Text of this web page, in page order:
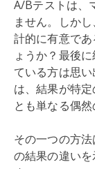
A/Bテストは、
ません。しか
計的に有意で
ょうか？最後
ている方は思
は、結果が特
とも単なる偶
その一つの方
の結果の違い